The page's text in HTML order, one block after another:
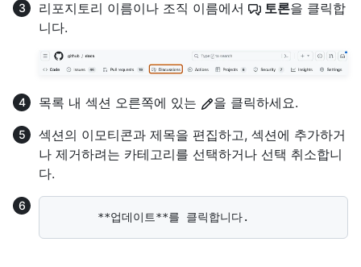
리포지토리 이름이나 조직 이름에서 토론을 클릭합
니다.
목록 내 섹션 오른쪽에 있는
을 클릭하세요.
섹션의 이모티콘과 제목을 편집하고, 섹션에 추가하거
나 제거하려는 카테고리를 선택하거나 선택 취소합니
다.